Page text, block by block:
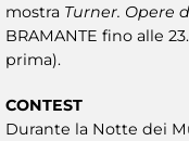
mostra Turner. Opere
BRAMANTE fino alle
prima).
CONTEST
Durante la Notte dei